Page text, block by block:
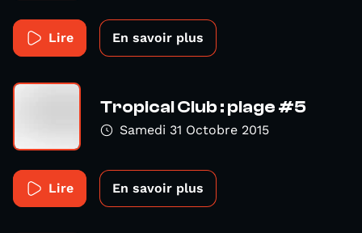
Lire En savoir plus
Tropical Club : plage #5
Samedi 31 Octobre 2015
Lire En savoir plus